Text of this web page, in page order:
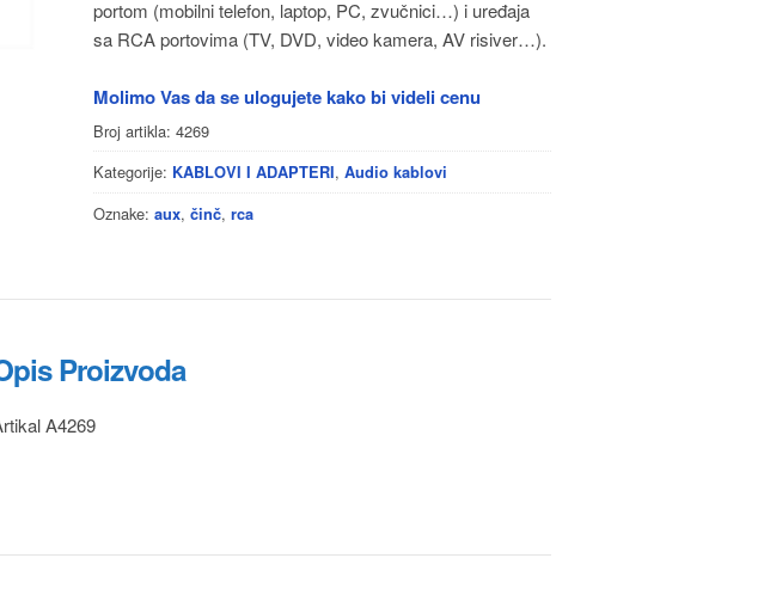
portom (mobilni telefon, laptop, PC, zvučnici…) i uređaja
sa RCA portovima (TV, DVD, video kamera, AV risiver…).
Molimo Vas da se ulogujete kako bi videli cenu
Broj artikla:4269
Kategorije: KABLOVI I ADAPTERI,Audio kablovi
Oznake:aux,činč,rca
Proizvoda
A4269